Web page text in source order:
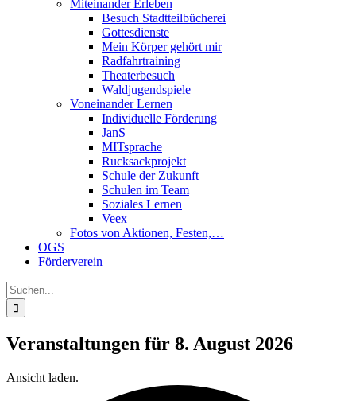
Miteinander Erleben
Besuch Stadtteilbücherei
Gottesdienste
Mein Körper gehört mir
Radfahrtraining
Theaterbesuch
Waldjugendspiele
Voneinander Lernen
Individuelle Förderung
JanS
MITsprache
Rucksackprojekt
Schule der Zukunft
Schulen im Team
Soziales Lernen
Veex
Fotos von Aktionen, Festen,…
OGS
Förderverein
Suche
nach:
Veranstaltungen für 8. August 2026
Ansicht laden.